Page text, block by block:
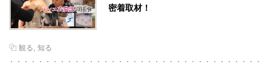
密着取材！
観る 知る